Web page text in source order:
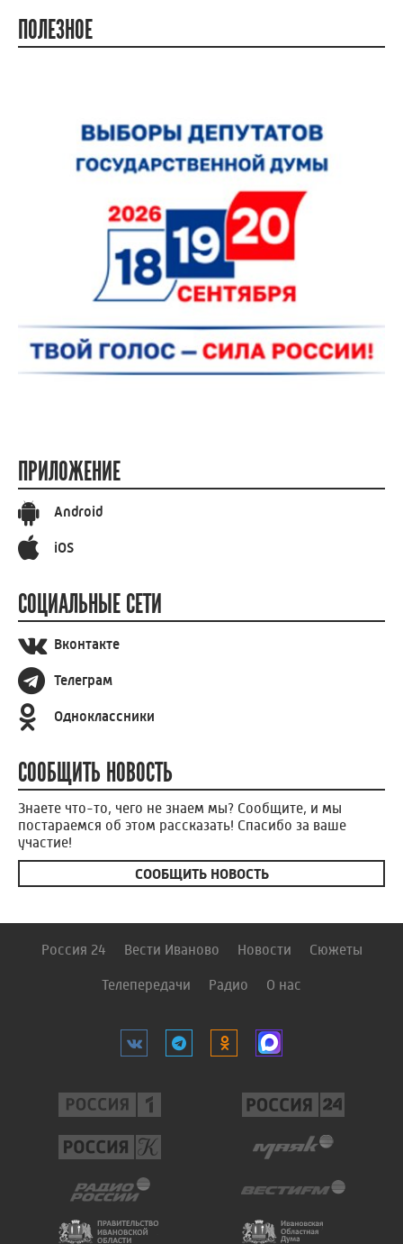
ПОЛЕЗНОЕ
ПРИЛОЖЕНИЕ
Android
iOS
СОЦИАЛЬНЫЕ СЕТИ
Вконтакте
Телеграм
Одноклассники
СООБЩИТЬ НОВОСТЬ
Знаете что-то, чего не знаем мы? Сообщите, и мы
постараемся об этом рассказать! Спасибо за ваше
участие!
СООБЩИТЬ НОВОСТЬ
Россия 24 Вести Иваново Новости Сюжеты
Телепередачи Радио О нас